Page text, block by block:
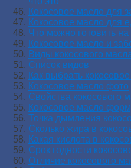
Кокосовое масло для
Кокосовое масло для
Что можно готовить
Кокосовое масло и
Виды кокосового
Список видов
Как выбрать
Кокосовое масло фото
Свойства кокосового
Кокосовое масло
Точка дымления
Сколько жира в
Какая кислота в
Срок годности
Отличие кокосового